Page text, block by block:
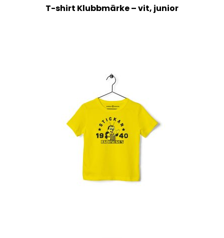
T-shirt Klubbmärke – vit, junior